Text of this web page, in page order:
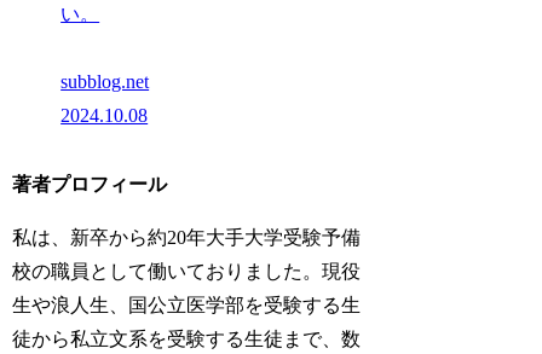
い。
subblog.net
2024.10.08
著者プロフィール
私は、新卒から約20年大手大学受験予備
校の職員として働いておりました。現役
生や浪人生、国公立医学部を受験する生
徒から私立文系を受験する生徒まで、数